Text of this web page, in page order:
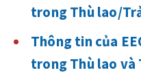
trong Thù lao/
Thông tin của
trong Thù lao và